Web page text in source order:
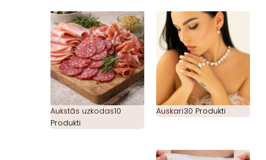
Aukstās uzkodas10
Produkti
Auskari30 Produkti